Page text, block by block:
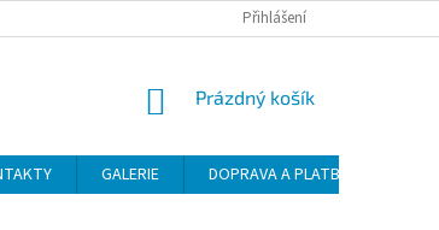
Přihlášení
NÁKUPNÍ
Prázdný košík
GALERIE DOPRAVA A PLATBA